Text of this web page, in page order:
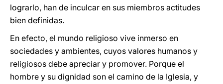
lograrlo, han de inculcar en sus miembros actitudes
bien definidas.
En efecto, el mundo religioso vive inmerso en
sociedades y ambientes, cuyos valores humanos y
religiosos debe apreciar y promover. Porque el
hombre y su dignidad son el camino de la Iglesia, y